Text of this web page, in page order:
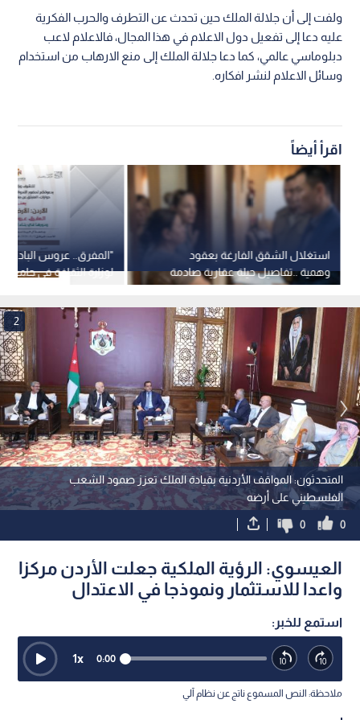
ولفت إلى أن جلالة الملك حين تحدث عن التطرف والحرب الفكرية
عليه دعا إلى تفعيل دول الاعلام في هذا المجال، فالاعلام لاعب
دبلوماسي عالمي، كما دعا جلالة الملك إلى منع الارهاب من استخدام
وسائل الاعلام لنشر افكاره.
اقرأ أيضاً
"المفرق.. عروس
لوزارة الثقافة في جامعة
استغلال الشقق الفارغة بعقود
وهمية ..تفاصيل حيلة عقارية صادمة
في عمان
المتحدثون: المواقف الأردنية بقيادة الملك تعزز صمود الشعب
الفلسطيني على أرضه
2
0
0
العيسوي: الرؤية الملكية جعلت الأردن مركزا
واعدا للاستثمار ونموذجا في الاعتدال
استمع للخبر:
0:00
1x
ملاحظة: النص المسموع ناتج عن نظام آلي